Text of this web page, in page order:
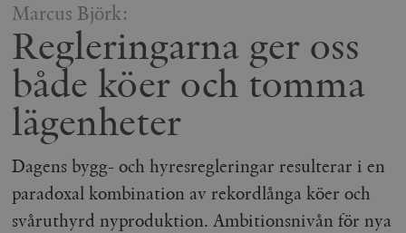
Marcus Björk:
Regleringarna ger oss
både köer och tomma
lägenheter
Dagens bygg- och hyresregleringar resulterar i en
paradoxal kombination av rekordlånga köer och
svåruthyrd nyproduktion. Ambitionsnivån för nya